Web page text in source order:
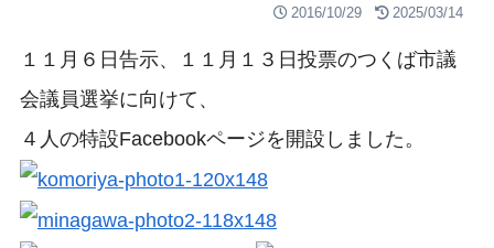
2016/10/29 2025/03/14
１１月６日告示、１１月１３日投票のつくば市議
会議員選挙に向けて、
４人の特設Facebookページを開設しました。